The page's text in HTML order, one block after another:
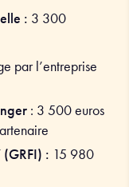
: 3 300
par l’entreprise
: 3 500 euros
: 15 980